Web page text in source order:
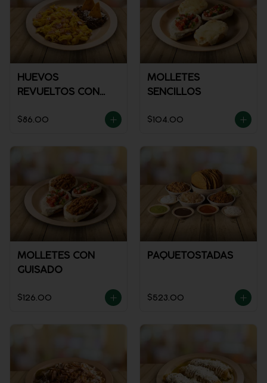
HUEVOS
REVUELTOS CON
$86.00
MOLLETES
SENCILLOS
$104.00
MOLLETES CON
GUISADO
$126.00
PAQUETOSTADAS
$523.00